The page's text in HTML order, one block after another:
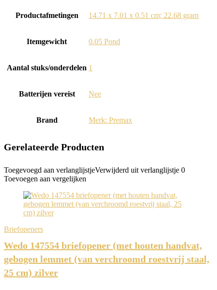
Productafmetingen ‎14.71 x 7.01 x 0.51 cm; 22.68 gram
Itemgewicht ‎0.05 Pond
Aantal stuks/onderdelen ‎1
Batterijen vereist ‎Nee
Brand Merk: Premax
Gerelateerde Producten
Toegevoegd aan verlanglijstjeVerwijderd uit verlanglijstje 0
Toevoegen aan vergelijken
Briefopeners
Wedo 147554 briefopener (met houten handvat,
gebogen lemmet (van verchroomd roestvrij staal,
25 cm) zilver